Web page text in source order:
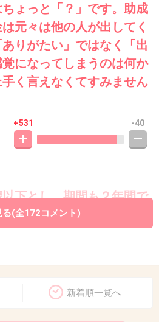
ょっと「？」です。助成
元々は他の人が出してく
りがたい」ではなく「出
になってしまうのは何か
く言えなくてすみません
+531 -40
下とし、期間も２年間で
ましいとする報告書をま
として現実的な数字だと
持ちも分からないわけで
る(全172コメント)
新着順一覧へ